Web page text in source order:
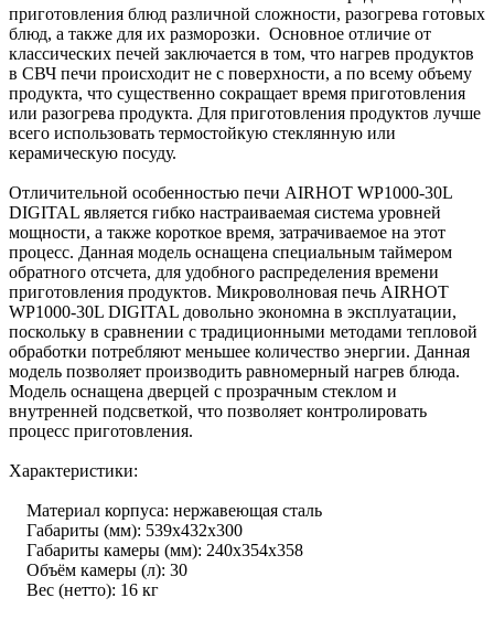
приготовления блюд различной сложности, разогрева готовых
блюд, а также для их разморозки. Основное отличие от
классических печей заключается в том, что нагрев продуктов
в СВЧ печи происходит не с поверхности, а по всему объему
продукта, что существенно сокращает время приготовления
или разогрева продукта. Для приготовления продуктов лучше
всего использовать термостойкую стеклянную или
керамическую посуду.
Отличительной особенностью печи AIRHOT WP1000-30L
DIGITAL является гибко настраиваемая система уровней
мощности, а также короткое время, затрачиваемое на этот
процесс. Данная модель оснащена специальным таймером
обратного отсчета, для удобного распределения времени
приготовления продуктов. Микроволновая печь AIRHOT
WP1000-30L DIGITAL довольно экономна в эксплуатации,
поскольку в сравнении с традиционными методами тепловой
обработки потребляют меньшее количество энергии. Данная
модель позволяет производить равномерный нагрев блюда.
Модель оснащена дверцей с прозрачным стеклом и
внутренней подсветкой, что позволяет контролировать
процесс приготовления.
Характеристики:
Материал корпуса: нержавеющая сталь
Габариты (мм): 539х432х300
Габариты камеры (мм): 240х354х358
Объём камеры (л): 30
Вес (нетто): 16 кг